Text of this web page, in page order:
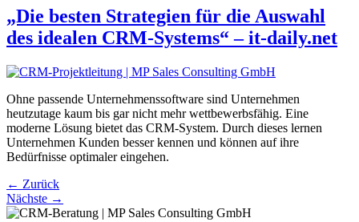
„Die besten Strategien für die Auswahl
des idealen CRM-Systems“ – it-daily.net
Ohne passende Unternehmenssoftware sind Unternehmen
heutzutage kaum bis gar nicht mehr wettbewerbsfähig. Eine
moderne Lösung bietet das CRM-System. Durch dieses lernen
Unternehmen Kunden besser kennen und können auf ihre
Bedürfnisse optimaler eingehen.
← Zurück
Nächste →